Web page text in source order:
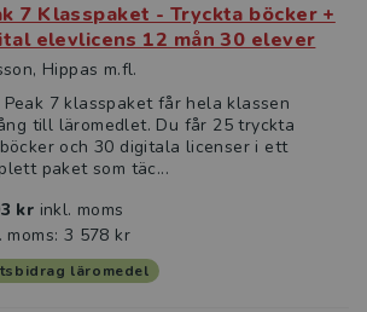
7 Klasspaket - Tryckta böcker +
elevlicens 12 mån 30 elever
Hippas m.fl.
Peak 7 klasspaket får hela klassen
till läromedlet. Du får 25 tryckta
och 30 digitala licenser i ett
paket som täc...
kr inkl. moms
moms: 3 578 kr
läromedel